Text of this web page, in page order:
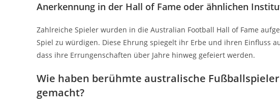
Anerkennung in der Hall of Fame oder ähnlichen
Zahlreiche Spieler wurden in die Australian Football Hall of Fame
Spiel zu würdigen. Diese Ehrung spiegelt ihr Erbe und ihren Einfluss
dass ihre Errungenschaften über Jahre hinweg gefeiert werden.
Wie haben berühmte australische
gemacht?